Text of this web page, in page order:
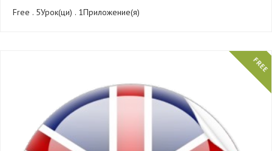
Free . 5Урок(ци) . 1Приложение(я)
FREE